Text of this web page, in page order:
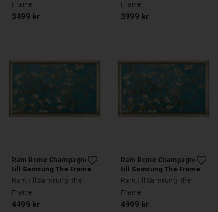
Frame
3499 kr
Frame
3999 kr
Ram Rome Champagne
till Samsung The Frame
75 tum
Ram till Samsung The
Frame
4499 kr
Ram Rome Champagne
till Samsung The Frame
85 tum
Ram till Samsung The
Frame
4999 kr